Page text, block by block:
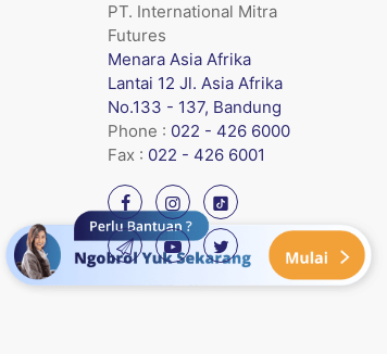
PT. International Mitra
Futures
Menara Asia Afrika
Lantai 12 Jl. Asia Afrika
No.133 - 137, Bandung
Phone : 022 - 426 6000
Fax : 022 - 426 6001